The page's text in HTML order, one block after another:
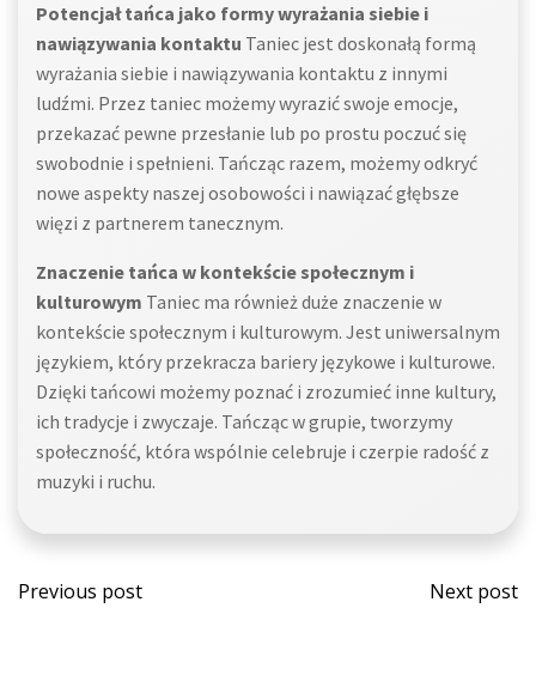
Potencjał tańca jako formy wyrażania siebie i
nawiązywania kontaktu Taniec jest doskonałą formą
wyrażania siebie i nawiązywania kontaktu z innymi
ludźmi. Przez taniec możemy wyrazić swoje emocje,
przekazać pewne przesłanie lub po prostu poczuć się
swobodnie i spełnieni. Tańcząc razem, możemy odkryć
nowe aspekty naszej osobowości i nawiązać głębsze
więzi z partnerem tanecznym.
Znaczenie tańca w kontekście społecznym i
kulturowym Taniec ma również duże znaczenie w
kontekście społecznym i kulturowym. Jest uniwersalnym
językiem, który przekracza bariery językowe i kulturowe.
Dzięki tańcowi możemy poznać i zrozumieć inne kultury,
ich tradycje i zwyczaje. Tańcząc w grupie, tworzymy
społeczność, która wspólnie celebruje i czerpie radość z
muzyki i ruchu.
Post
Previous post
Post
Next post